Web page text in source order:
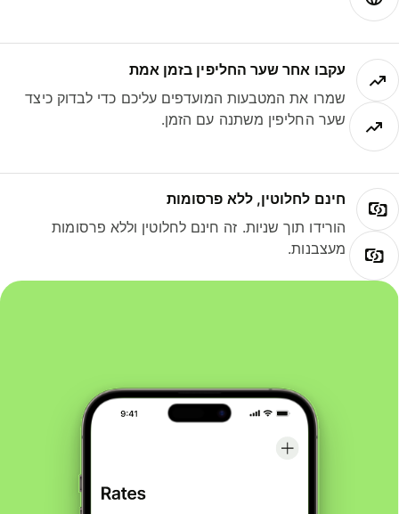
עקבו אחר שער החליפין בזמן אמת
שמרו את המטבעות המועדפים עליכם כדי לבדוק כיצד
שער החליפין משתנה עם הזמן.
חינם לחלוטין, ללא פרסומות
הורידו תוך שניות. זה חינם לחלוטין וללא פרסומות
מעצבנות.